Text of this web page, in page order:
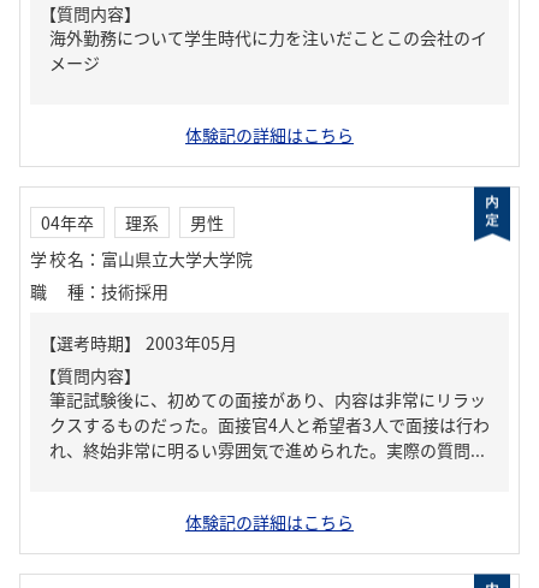
【質問内容】
海外勤務について学生時代に力を注いだことこの会社のイ
メージ
体験記の詳細はこちら
04年卒 理系
男性
学校名 ： 富山県立大学大学院
職種 ： 技術採用
【質問内容】
筆記試験後に、初めての面接があり、内容は非常にリラッ
クスするものだった。面接官4人と希望者3人で面接は行わ
れ、終始非常に明るい雰囲気で進められた。実際の質問...
体験記の詳細はこちら